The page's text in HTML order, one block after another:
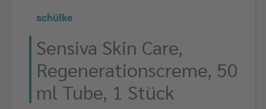
schülke
Sensiva Skin Care,
Regenerationscreme, 50
ml Tube, 1 Stück